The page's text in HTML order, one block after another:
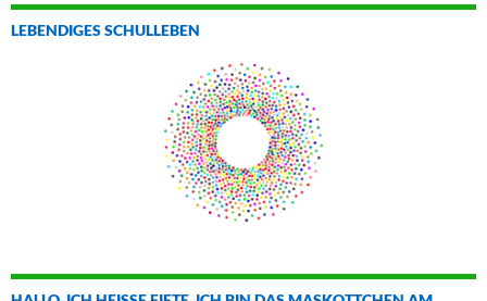
LEBENDIGES SCHULLEBEN